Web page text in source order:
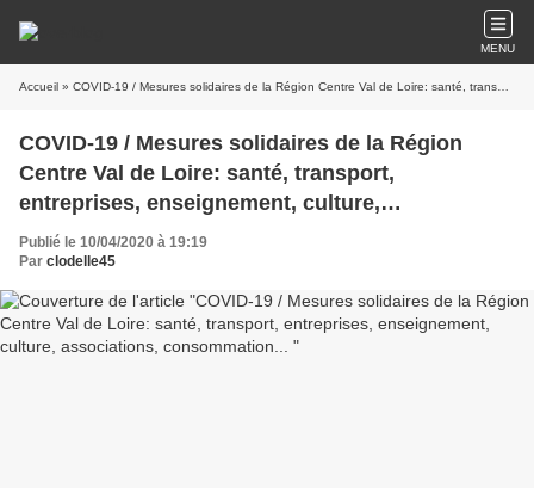
MENU
Accueil » COVID-19 / Mesures solidaires de la Région Centre Val de Loire: santé, transport, entreprises, enseignement, culture, associations, consommation...
COVID-19 / Mesures solidaires de la Région
Centre Val de Loire: santé, transport,
entreprises, enseignement, culture,
associations, consommation...
Publié le 10/04/2020 à 19:19
Par clodelle45